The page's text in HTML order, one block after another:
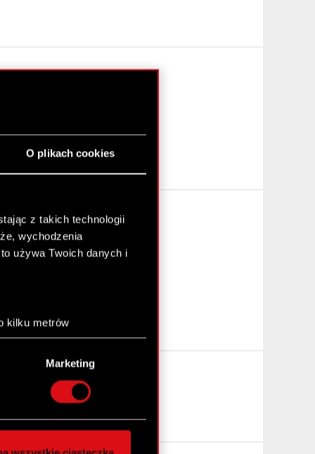
O plikach cookies
z takich technologii
wychodzenia
używa Twoich danych i
kilku metrów
(fingerprinting,
preferencje w
chwili.
i
Marketing